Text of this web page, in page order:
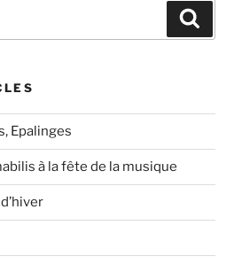
Epalinges
à la fête de la musique